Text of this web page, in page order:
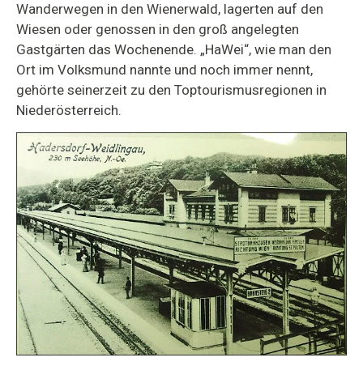
Wanderwegen in den Wienerwald, lagerten auf den
Wiesen oder genossen in den groß angelegten
Gastgärten das Wochenende. „HaWei“, wie man den
Ort im Volksmund nannte und noch immer nennt,
gehörte seinerzeit zu den Toptourismusregionen in
Niederösterreich.